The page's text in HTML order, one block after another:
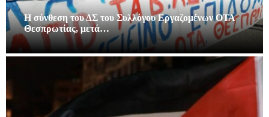
Η σύνθεση του ΔΣ του Συλλόγου Εργαζομένων ΟΤΑ
Θεσπρωτίας, μετά…